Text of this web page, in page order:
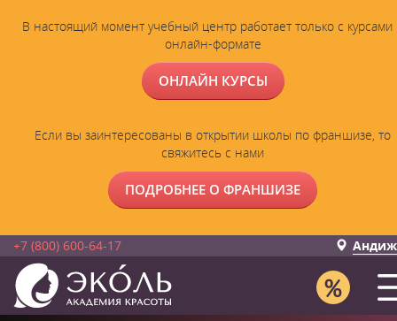
В настоящий момент учебный центр работает только с курсами
онлайн-формате
ОНЛАЙН КУРСЫ
Если вы заинтересованы в открытии школы по франшизе, то
свяжитесь с нами
ПОДРОБНЕЕ О ФРАНШИЗЕ
+7 (800) 600-64-17